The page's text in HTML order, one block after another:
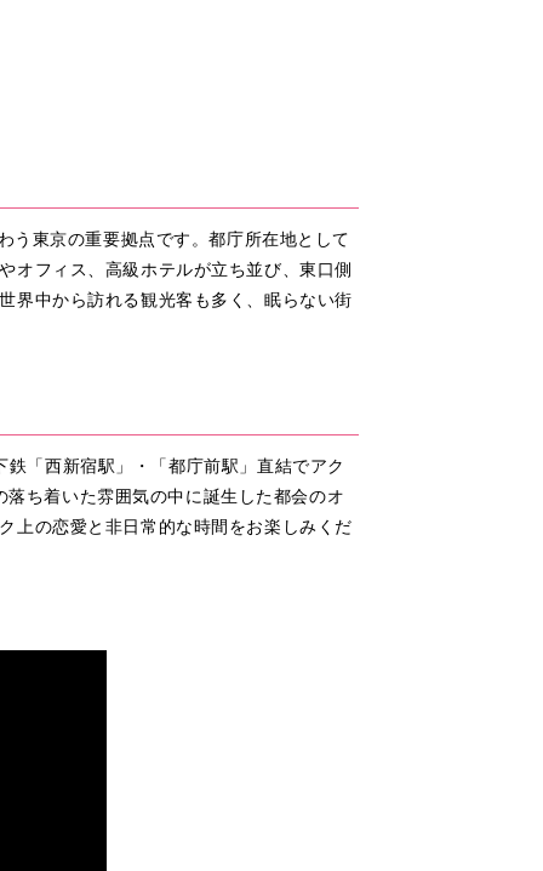
う東京の重要拠点です。都庁所在地として
オフィス、高級ホテルが立ち並び、東口側
界中から訪れる観光客も多く、眠らない街
「西新宿駅」・「都庁前駅」直結でアク
ち着いた雰囲気の中に誕生した都会のオ
上の恋愛と非日常的な時間をお楽しみくだ